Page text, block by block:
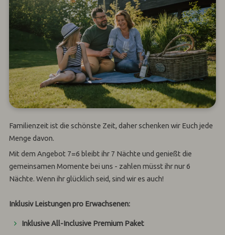
Familienzeit ist die schönste Zeit, daher schenken wir Euch jede
Menge davon.
Mit dem Angebot 7=6 bleibt ihr 7 Nächte und genießt die
gemeinsamen Momente bei uns - zahlen müsst ihr nur 6
Nächte. Wenn ihr glücklich seid, sind wir es auch!
Inklusiv Leistungen pro Erwachsenen:
Inklusive All-Inclusive Premium Paket